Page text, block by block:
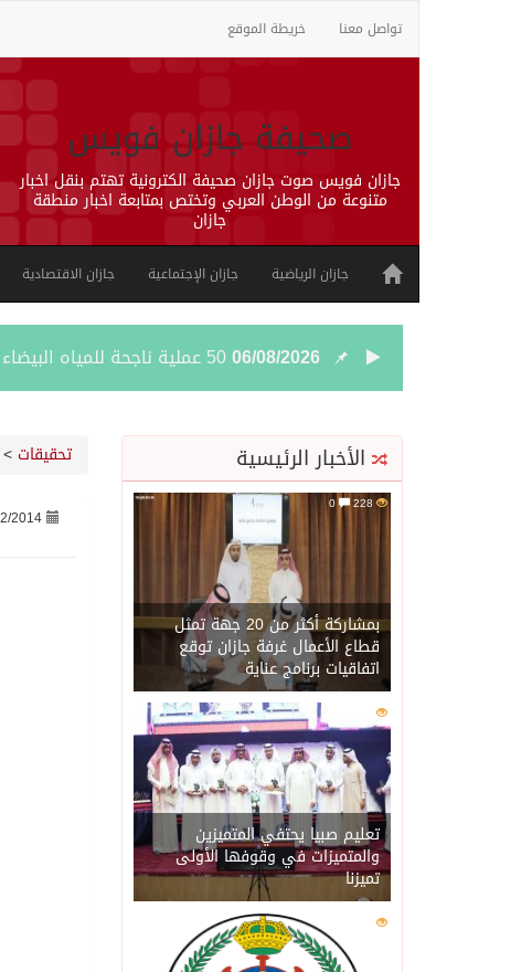
تواصل معنا خريطة الموقع
صحيفة جازان فويس
جازان فويس صوت جازان صحيفة الكترونية تهتم بنقل اخبار
متنوعة من الوطن العربي وتختص بمتابعة اخبار منطقة
جازان
جازان الرياضية جازان الإجتماعية جازان الاقتصادية
06/08/202650 عملية ناجحة للمياه البيضاء ضمن مشروع “عون” في جازان
06/08/2026حرس الحدود بجازان يقيم
06/08/2026الاحتلال يهدم محالاً تجارية في مخيم
06/08/2026الهيئة العامة للإحصاء: إنتاج المملكة من
06/08/2026«الصحة العالمية» تحذر:
06/08/2026«لدينا كميات هائلة».. ترامب
06/08/2026مركز “استدامة” بجازان
06/08/2026أمير منطقة جازان يكرّم
06/08/2026القبض على مواطن لنقله (11) مخالفًا لنظام أمن الحدود بمنطقة جازان
الأخبار الرئيسية
228
بمشاركة أكثر من 20 جهة تمثل
قطاع الأعمال غرفة جازان توقع
اتفاقيات برنامج عناية
202
تعليم صبيا يحتفي المتميزين
والمتميزات في وقوفها الأولى
تميزنا
201
تحقيقات >
2014